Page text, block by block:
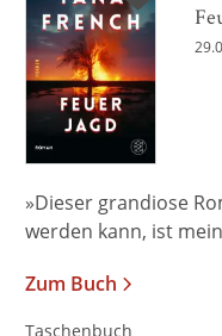
»Dieser grandiose
werden kann, ist
Zum Buch
Taschenbuch